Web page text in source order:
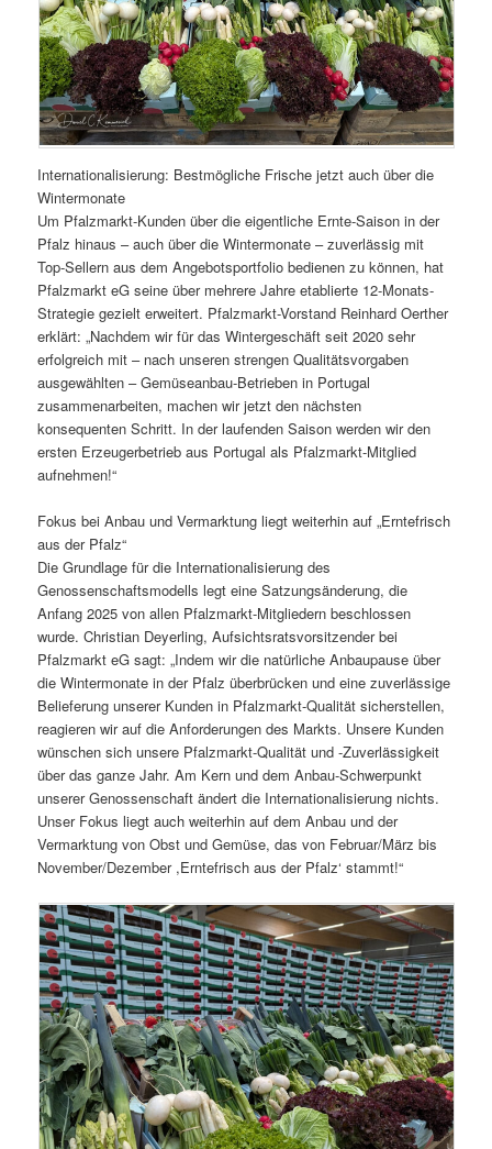
Internationalisierung: Bestmögliche Frische jetzt auch über die
Wintermonate
Um Pfalzmarkt-Kunden über die eigentliche Ernte-Saison in der
Pfalz hinaus – auch über die Wintermonate – zuverlässig mit
Top-Sellern aus dem Angebotsportfolio bedienen zu können, hat
Pfalzmarkt eG seine über mehrere Jahre etablierte 12-Monats-
Strategie gezielt erweitert. Pfalzmarkt-Vorstand Reinhard Oerther
erklärt: „Nachdem wir für das Wintergeschäft seit 2020 sehr
erfolgreich mit – nach unseren strengen Qualitätsvorgaben
ausgewählten – Gemüseanbau-Betrieben in Portugal
zusammenarbeiten, machen wir jetzt den nächsten
konsequenten Schritt. In der laufenden Saison werden wir den
ersten Erzeugerbetrieb aus Portugal als Pfalzmarkt-Mitglied
aufnehmen!“
Fokus bei Anbau und Vermarktung liegt weiterhin auf „Erntefrisch
aus der Pfalz“
Die Grundlage für die Internationalisierung des
Genossenschaftsmodells legt eine Satzungsänderung, die
Anfang 2025 von allen Pfalzmarkt-Mitgliedern beschlossen
wurde. Christian Deyerling, Aufsichtsratsvorsitzender bei
Pfalzmarkt eG sagt: „Indem wir die natürliche Anbaupause über
die Wintermonate in der Pfalz überbrücken und eine zuverlässige
Belieferung unserer Kunden in Pfalzmarkt-Qualität sicherstellen,
reagieren wir auf die Anforderungen des Markts. Unsere Kunden
wünschen sich unsere Pfalzmarkt-Qualität und -Zuverlässigkeit
über das ganze Jahr. Am Kern und dem Anbau-Schwerpunkt
unserer Genossenschaft ändert die Internationalisierung nichts.
Unser Fokus liegt auch weiterhin auf dem Anbau und der
Vermarktung von Obst und Gemüse, das von Februar/März bis
November/Dezember ,Erntefrisch aus der Pfalz‘ stammt!“